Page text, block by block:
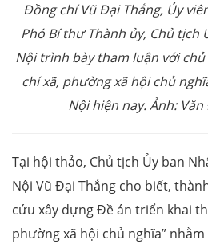
Đồng chí Vũ Đại Thắng, Ủy
Phó Bí thư Thành ủy, Chủ tịch
Nội trình bày tham luận với
chí xã, phường xã hội chủ
Nội hiện nay. Ảnh: Văn
Tại hội thảo, Chủ tịch Ủy ban
Nội Vũ Đại Thắng cho biết,
cứu xây dựng Đề án triển khai
phường xã hội chủ nghĩa”